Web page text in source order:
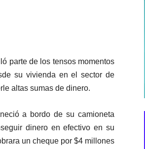
parte de los tensos momentos
su vivienda en el sector de
altas sumas de dinero.
a bordo de su camioneta
dinero en efectivo en su
un cheque por $4 millones